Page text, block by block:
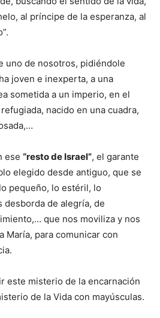
al príncipe de la esperanza, al
uno de nosotros, pidiéndole
joven e inexperta, a una
sometida a un imperio, en el
nacido en una cuadra,
ese “resto de Israel”, el garante
elegido desde antiguo, que se
pequeño, lo estéril, lo
de alegría, de
que nos moviliza y nos
María, para comunicar con
este misterio de la encarnación
de la Vida con mayúsculas.